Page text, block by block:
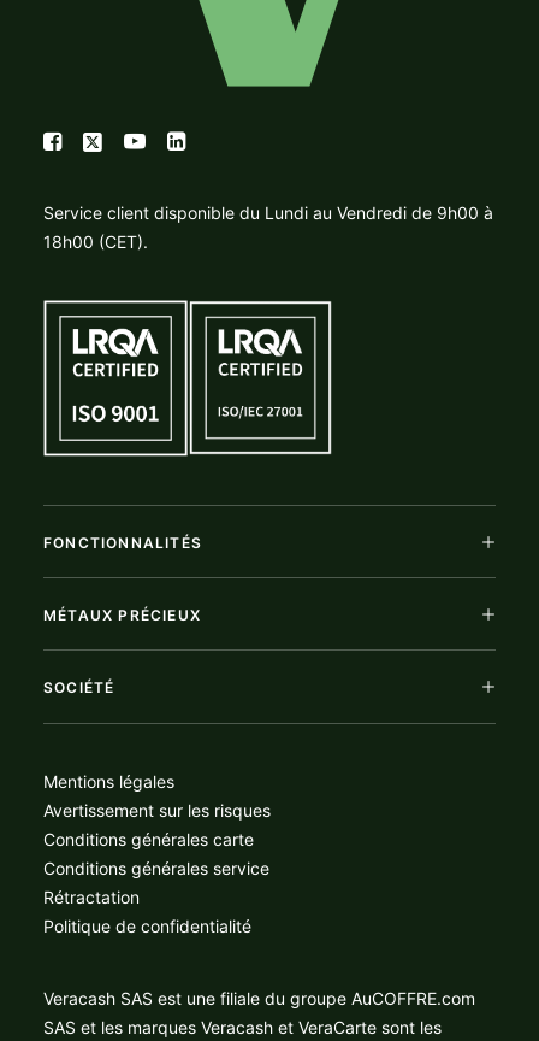
Service client disponible du Lundi au Vendredi de 9h00 à
18h00 (CET).
FONCTIONNALITÉS
MÉTAUX PRÉCIEUX
SOCIÉTÉ
Mentions légales
Avertissement sur les risques
Conditions générales carte
Conditions générales service
Rétractation
Politique de confidentialité
Veracash SAS est une filiale du groupe AuCOFFRE.com
SAS et les marques Veracash et VeraCarte sont les